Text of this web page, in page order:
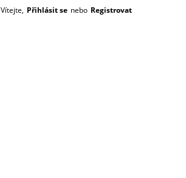
Vítejte, Přihlásit se nebo Registrovat